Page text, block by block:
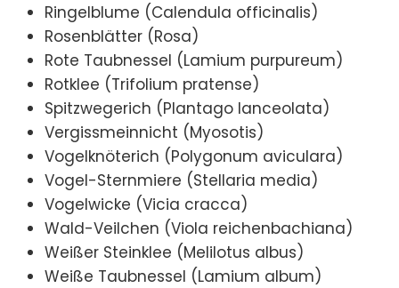
Ringelblume (Calendula officinalis)
Rosenblätter (Rosa)
Rote Taubnessel (Lamium purpureum)
Rotklee (Trifolium pratense)
Spitzwegerich (Plantago lanceolata)
Vergissmeinnicht (Myosotis)
Vogelknöterich (Polygonum aviculara)
Vogel-Sternmiere (Stellaria media)
Vogelwicke (Vicia cracca)
Wald-Veilchen (Viola reichenbachiana)
Weißer Steinklee (Melilotus albus)
Weiße Taubnessel (Lamium album)